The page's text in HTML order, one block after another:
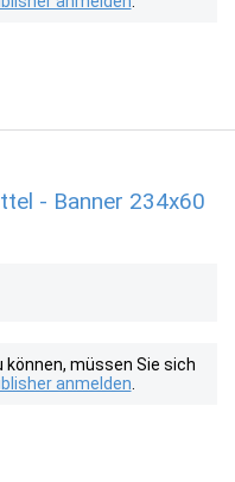
- Banner 234x60
müssen Sie sich
anmelden